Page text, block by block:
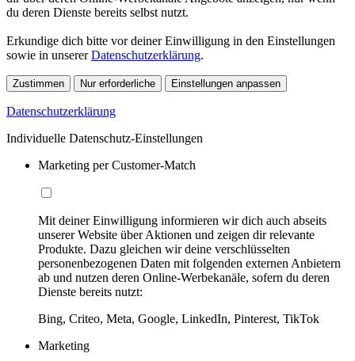
du deren Dienste bereits selbst nutzt.
Erkundige dich bitte vor deiner Einwilligung in den Einstellungen
sowie in unsererDatenschutzerklärung.
Zustimmen Nur erforderliche Einstellungen anpassen
Datenschutzerklärung
Individuelle Datenschutz-Einstellungen
Marketing per Customer-Match
Mit deiner Einwilligung informieren wir dich auch abseits
unserer Website über Aktionen und zeigen dir relevante
Produkte. Dazu gleichen wir deine verschlüsselten
personenbezogenen Daten mit folgenden externen Anbietern
ab und nutzen deren Online-Werbekanäle, sofern du deren
Dienste bereits nutzt:
Bing, Criteo, Meta, Google, LinkedIn, Pinterest, TikTok
Marketing